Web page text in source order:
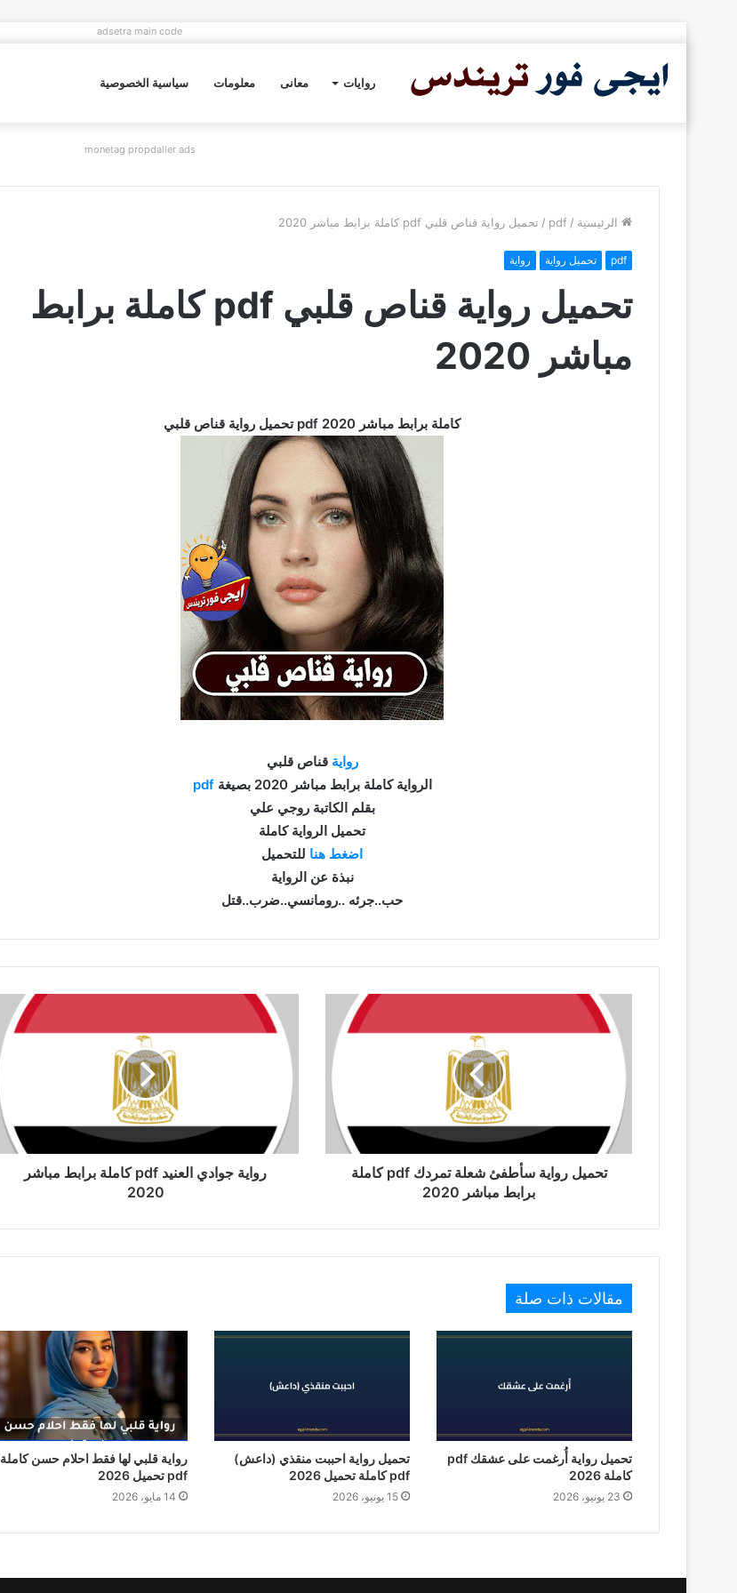
adsetra main code
روايات معانى معلومات سياسية الخصوصية
monetag propdaller ads
الرئيسية /
pdf
/ تحميل رواية قناص قلبي pdf كاملة برابط مباشر 2020
pdf تحميل رواية رواية
تحميل رواية قناص قلبي pdf كاملة برابط
مباشر 2020
تحميل رواية قناص قلبي pdf كاملة برابط مباشر 2020
رواية قناص قلبي
pdf
الرواية كاملة برابط مباشر 2020 بصيغة
بقلم الكاتبة روجي علي
تحميل الرواية كاملة
اضغط هنا للتحميل
نبذة عن الرواية
حب..جرئه ..رومانسي..ضرب..قتل
تحميل رواية سأطفئ شعلة تمردك pdf كاملة
برابط مباشر 2020
رواية جوادي العنيد pdf كاملة برابط مباشر
2020
مقالات ذات صلة
تحميل رواية أُرغمت على عشقك pdf
كاملة 2026
23 يونيو، 2026
تحميل رواية احببت منقذي (داعش)
pdf كاملة تحميل 2026
15 يونيو، 2026
رواية قلبي لها فقط احلام حسن كاملة
pdf تحميل 2026
14 مايو، 2026